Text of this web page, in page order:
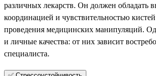
различных лекарств. Он должен обладать
координацией и чувствительностью
проведения медицинских манипуляций.
и личные качества: от них зависит
специалиста.